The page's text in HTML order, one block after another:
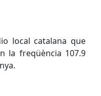
local catalana que
la freqüència 107.9